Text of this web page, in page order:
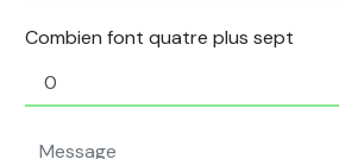
Combien font quatre plus sept